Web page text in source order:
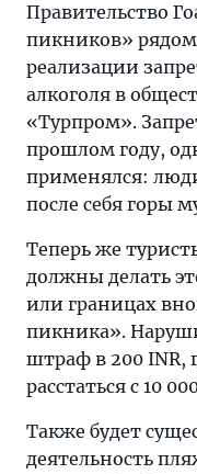
Правительство
пикников»
реализации
алкоголя в
«Турпром».
прошлом году,
применялся:
после себя горы
Теперь же
должны делать
или границах
пикника».
штраф в 200 INR,
расстаться с 10
Также будет
деятельность